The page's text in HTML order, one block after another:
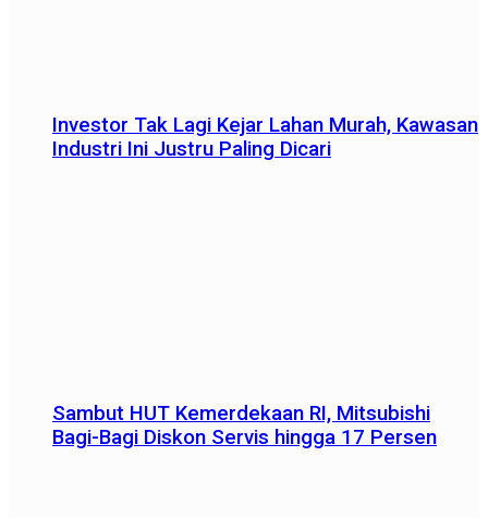
Investor Tak Lagi Kejar Lahan Murah, Kawasan
Industri Ini Justru Paling Dicari
Sambut HUT Kemerdekaan RI, Mitsubishi
Bagi-Bagi Diskon Servis hingga 17 Persen